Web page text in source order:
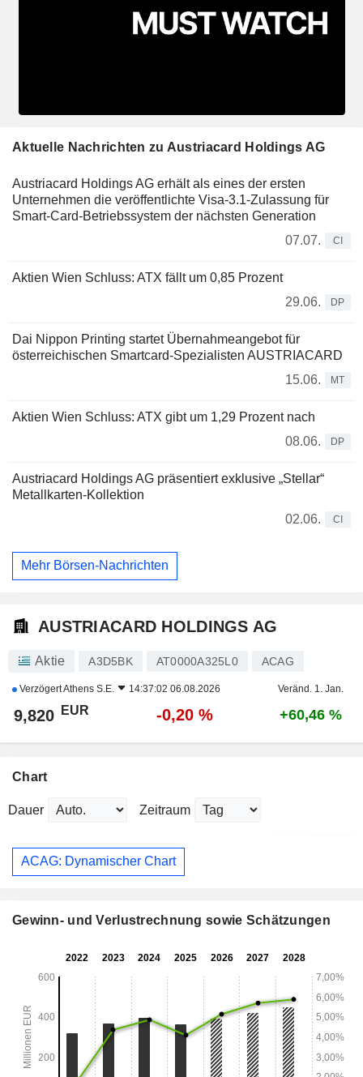
Aktuelle Nachrichten zu Austriacard Holdings AG
Austriacard Holdings AG erhält als eines der ersten
Unternehmen die veröffentlichte Visa-3.1-Zulassung für
Smart-Card-Betriebssystem der nächsten Generation
07.07.
CI
Aktien Wien Schluss: ATX fällt um 0,85 Prozent
29.06.
DP
Dai Nippon Printing startet Übernahmeangebot für
österreichischen Smartcard-Spezialisten AUSTRIACARD
15.06.
MT
Aktien Wien Schluss: ATX gibt um 1,29 Prozent nach
08.06.
DP
Austriacard Holdings AG präsentiert exklusive „Stellar“
Metallkarten-Kollektion
02.06.
CI
Mehr Börsen-Nachrichten
AUSTRIACARD HOLDINGS AG
Aktie A3D5BK AT0000A325L0 ACAG
VerzögertAthens S.E. 14:37:02 06.08.2026 Veränd. 1. Jan.
9,820 EUR -0,20 % +60,46 %
Chart
Dauer Zeitraum
ACAG: Dynamischer Chart
Gewinn- und Verlustrechnung sowie Schätzungen